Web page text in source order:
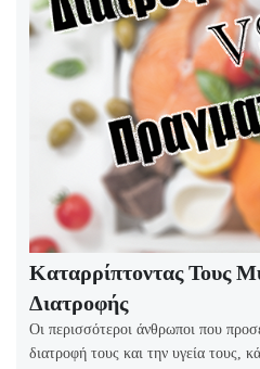
Καταρρίπτοντας Τους
Διατροφής
Οι περισσότεροι άνθρωποι που
διατροφή τους και την υγεία τους,